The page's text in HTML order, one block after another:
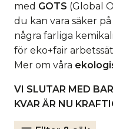
med GOTS (Global
du kan vara säker
några farliga
för eko+fair
Mer om våra
VI SLUTAR MED
KVAR ÄR NU